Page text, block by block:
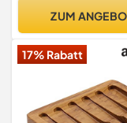
ZUM
17% Rabatt